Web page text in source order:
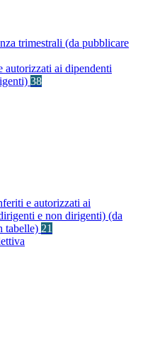
trimestrali (da pubblicare
autorizzati ai dipendenti
38
e autorizzati ai
e non dirigenti) (da
tabelle) 21